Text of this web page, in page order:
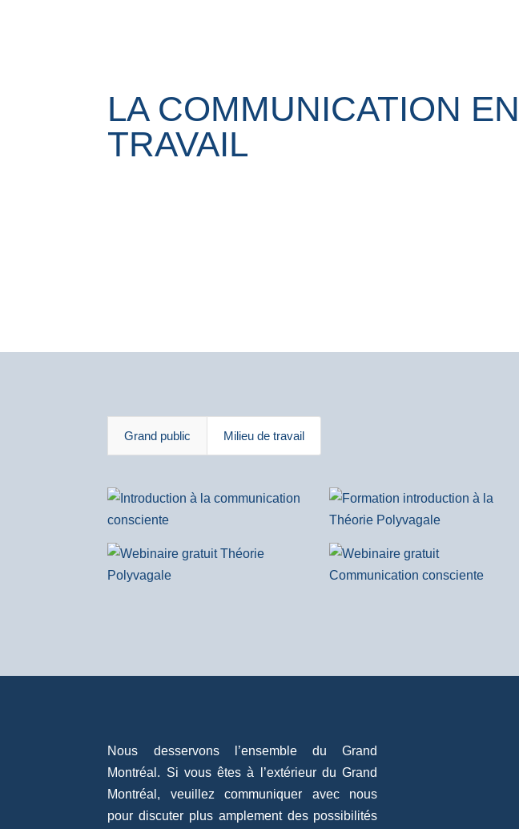
LA COMMUNICATION
TRAVAIL
Grand public Milieu de travail
Nous desservons l’ensemble du Grand
Montréal. Si vous êtes à l’extérieur du Grand
Montréal, veuillez communiquer avec nous
pour discuter plus amplement des possibilités